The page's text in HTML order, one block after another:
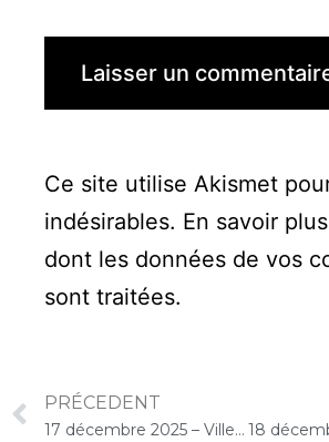
Ce site utilise Akismet
indésirables. En savoir
dont les données de vos
sont traitées.
PRÉCEDENT
17 décembre 2025 – Ville de Paray-Vieille-Poste : Concert « Choco-Cello Solo »